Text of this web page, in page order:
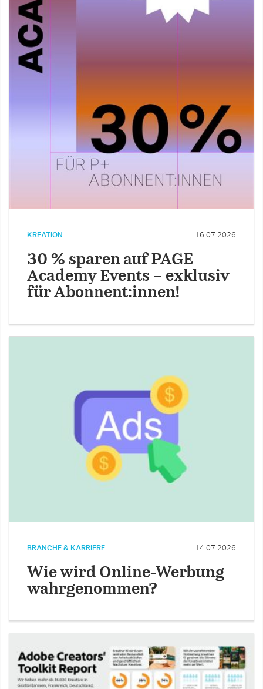
KREATION 16.07.2026
30 % sparen auf PAGE
Academy Events – exklusiv
für Abonnent:innen!
BRANCHE & KARRIERE 14.07.2026
Wie wird Online-Werbung
wahrgenommen?